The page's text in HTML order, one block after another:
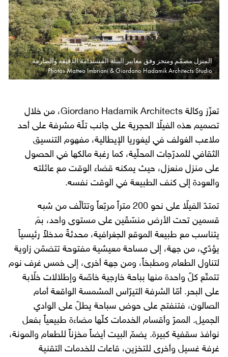
المنزل مصمّم ومنجز وفق معايير البيئة المستدامة الدقيقة والصارمة.
Photos Matteo Imbriani & Giordano Hadamik Architects Studio
تعزّز وكالة Giordano Hadamik Architects، من خلال
تصميم هذه الفيلّا الحجرية على جانب تلّة مشرفة على أحد
ملاعب الغولف في ليغوريا الإيطالية، مفهوم التنسيق
الثقافي للمدرّجات المحلّية، كما رغبة مالكها في الحصول
على منزل منعزل، حيث يمكنه قضاء الوقت مع عائلته
والعودة إلى كنف الطبيعة في الوقت نفسه.
تمتدّ الفيلّا على نحو 200 متراً مربّعاً وتتألّف من شبه
قسمين تحت الأرض منسّقَين على مستوى واحد، بمَ
يتناسب مع طبيعة الموقع الجغرافية، محدثةً مدخلاً رئيسياً
يؤدّي، من جهة، إلى مساحة معيشية مفتوحة تتضمّن زاوية
لتناول الطعام ومطبخاً، ومن جهة أخرى، إلى خمس غرف نوم
تتمتّع كلّ واحدة منها بباحة خارجية خاصّة وإطلالات خلّابة
على البحر. أمّا الشرفة التيرّاس المشمسة الواقعة أمام
الصالون، فتنفتح على حوض سباحة يطلّ على الوادي
الجميل. الممرّ وأقسام الخدمات كلّها مضاءة طبيعياً بفعل
نوافذ سقفية كبيرة. يضمّ البيت أيضاً مخزناً للطعام والمونة،
غرفة غسيل وأخرى للتخزين، قاعات للخدمات التقنية